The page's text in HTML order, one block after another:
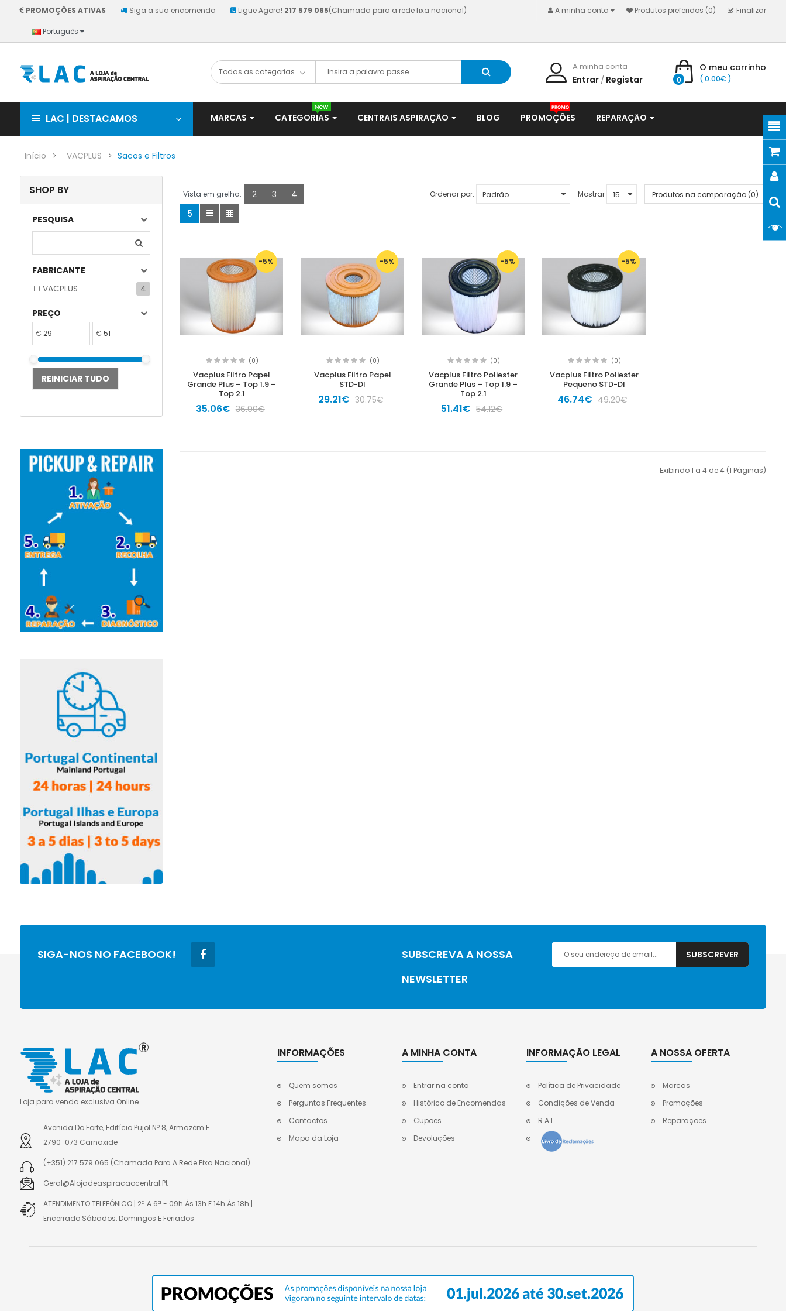
PROMOÇÕES ATIVAS Siga a sua encomenda Ligue Agora! 217 579 065(Chamada para a rede fixa nacional)
Português
A minha conta Produtos preferidos (0) Finalizar
O meu carrinho
0 ( 0.00€ )
A minha conta
Entrar / Registar
LAC | DESTACAMOS MARCAS CATEGORIAS CENTRAIS ASPIRAÇÃO BLOG PROMOÇÕES REPARAÇÃO
Início VACPLUS Sacos e Filtros
SHOP BY
PESQUISA
FABRICANTE
VACPLUS
4
PREÇO
€ €
REINICIAR TUDO
Vista em grelha: 2 3
4
5
Ordenar por: Mostrar Produtos na comparação (0)
-5%
(0)
Vacplus Filtro Papel
Grande Plus – Top 1.9 –
Top 2.1
35.06€ 36.90€
-5%
(0)
Vacplus Filtro Papel
STD-DI
29.21€ 30.75€
-5%
(0)
Vacplus Filtro Poliester
Grande Plus – Top 1.9 –
Top 2.1
51.41€ 54.12€
-5%
(0)
Vacplus Filtro Poliester
Pequeno STD-DI
46.74€ 49.20€
Exibindo 1 a 4 de 4 (1 Páginas)
SIGA-NOS NO FACEBOOK!
SUBSCREVA A NOSSA
NEWSLETTER
SUBSCREVER
Loja para venda exclusiva Online
Avenida Do Forte, Edifício Pujol Nº 8, Armazém F.
2790-073 Carnaxide
(+351) 217 579 065 (chamada Para A Rede Fixa Nacional)
Geral@alojadeaspiracaocentral.pt
ATENDIMENTO TELEFÓNICO | 2ª A 6ª - 09h Às 13h E 14h Às 18h |
Encerrado Sábados, Domingos E Feriados
INFORMAÇÕES
Quem somos
Perguntas Frequentes
Contactos
Mapa da Loja
A MINHA CONTA
Entrar na conta
Histórico de Encomendas
Cupões
Devoluções
INFORMAÇÃO LEGAL
Política de Privacidade
Condições de Venda
R.A.L.
A NOSSA OFERTA
Marcas
Promoções
Reparações